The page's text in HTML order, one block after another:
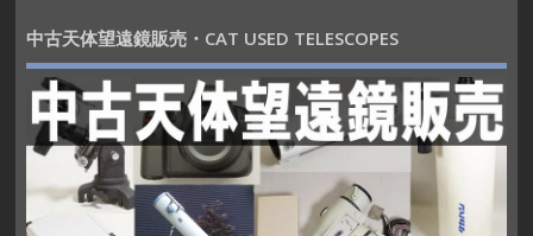
中古天体望遠鏡販売・CAT USED TELESCOPES